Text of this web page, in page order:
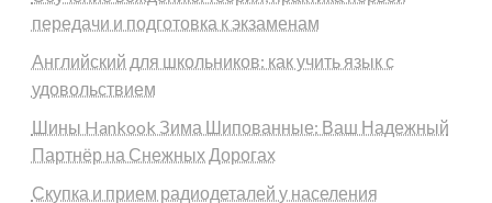
передачи и подготовка к экзаменам
Английский для школьников: как учить язык с
удовольствием
Шины Hankook Зима Шипованные: Ваш Надежный
Партнёр на Снежных Дорогах
Скупка и прием радиодеталей у населения